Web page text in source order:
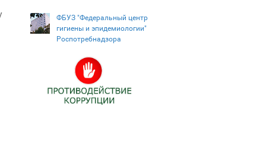
ФБУЗ "Федеральный центр
гигиены и эпидемиологии"
Роспотребнадзора